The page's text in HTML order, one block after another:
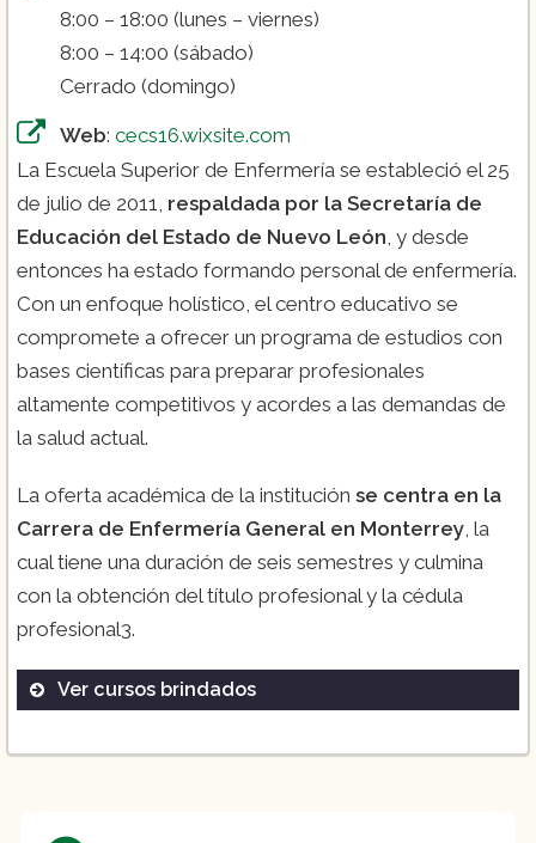
8:00 – 18:00 (lunes – viernes)
8:00 – 14:00 (sábado)
Cerrado (domingo)
Web: cecs16.wixsite.com
La Escuela Superior de Enfermería se estableció el 25
de julio de 2011, respaldada por la Secretaría de
Educación del Estado de Nuevo León, y desde
entonces ha estado formando personal de enfermería.
Con un enfoque holístico, el centro educativo se
compromete a ofrecer un programa de estudios con
bases científicas para preparar profesionales
altamente competitivos y acordes a las demandas de
la salud actual.
La oferta académica de la institución se centra en la
Carrera de Enfermería General en Monterrey, la
cual tiene una duración de seis semestres y culmina
con la obtención del título profesional y la cédula
profesional​3​.
Ver cursos brindados